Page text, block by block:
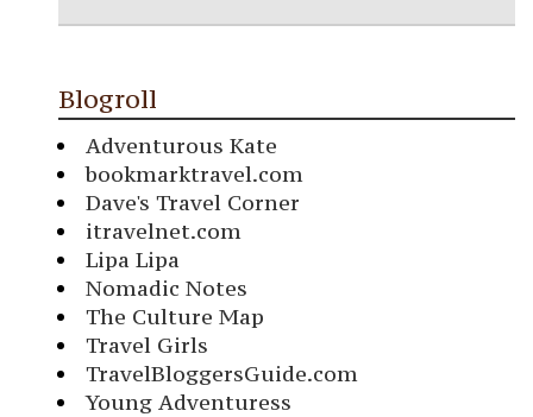
Blogroll
Adventurous Kate
bookmarktravel.com
Dave's Travel Corner
itravelnet.com
Lipa Lipa
Nomadic Notes
The Culture Map
Travel Girls
TravelBloggersGuide.com
Young Adventuress